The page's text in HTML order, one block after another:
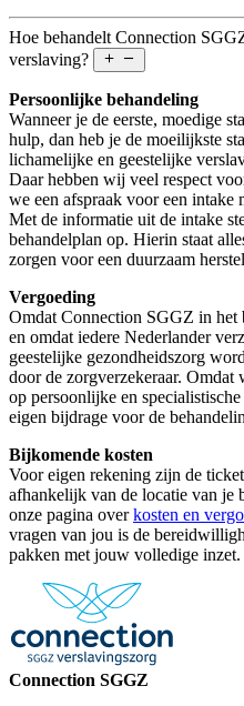
Hoe behandelt Connection
verslaving?
Persoonlijke behandeling
Wanneer je de eerste, moedige
hulp, dan heb je de moeilijkste
lichamelijke en geestelijke
Daar hebben wij veel respect
we een afspraak voor een intake
Met de informatie uit de intake
behandelplan op. Hierin staat
zorgen voor een duurzaam
Vergoeding
Omdat Connection SGGZ in
en omdat iedere Nederlander
geestelijke gezondheidszorg
door de zorgverzekeraar.
op persoonlijke en
eigen bijdrage voor de
Bijkomende kosten
Voor eigen rekening zijn de
afhankelijk van de locatie van je
onze pagina overkosten en
vragen van jou is de
pakken met jouw volledige inzet.
Connection SGGZ